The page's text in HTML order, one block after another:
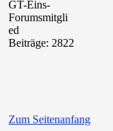
GT-Eins-
Forumsmitgli
ed
Beiträge: 2822
Zum Seitenanfang